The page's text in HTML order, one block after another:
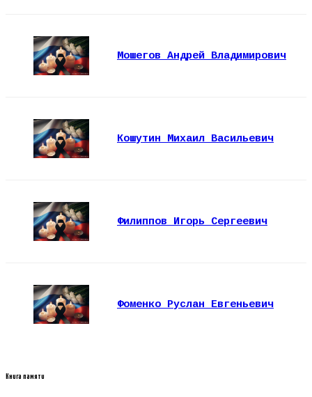
Мошегов Андрей Владимирович
Кошутин Михаил Васильевич
Филиппов Игорь Сергеевич
Фоменко Руслан Евгеньевич
Книга памяти